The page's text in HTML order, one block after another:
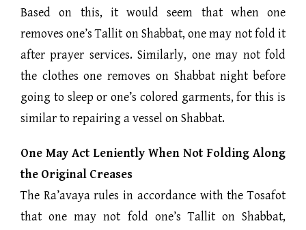
Based on this, it would seem that when one
removes one’s Tallit on Shabbat, one may not fold it
after prayer services. Similarly, one may not fold
the clothes one removes on Shabbat night before
going to sleep or one’s colored garments, for this is
similar to repairing a vessel on Shabbat.
One May Act Leniently When Not Folding Along
the Original Creases
The Ra’avaya rules in accordance with the Tosafot
that one may not fold one’s Tallit on Shabbat,